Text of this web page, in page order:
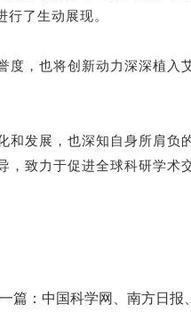
了生动展现。
，也将创新动力深深植入
发展，也深知自身所肩负
，致力于促进全球科研学术